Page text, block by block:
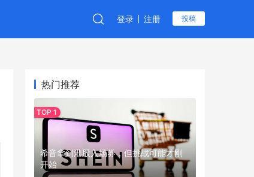
登录 注册 投稿
热门推荐
希音拿到港股入场券，但挑战可能才刚
开始